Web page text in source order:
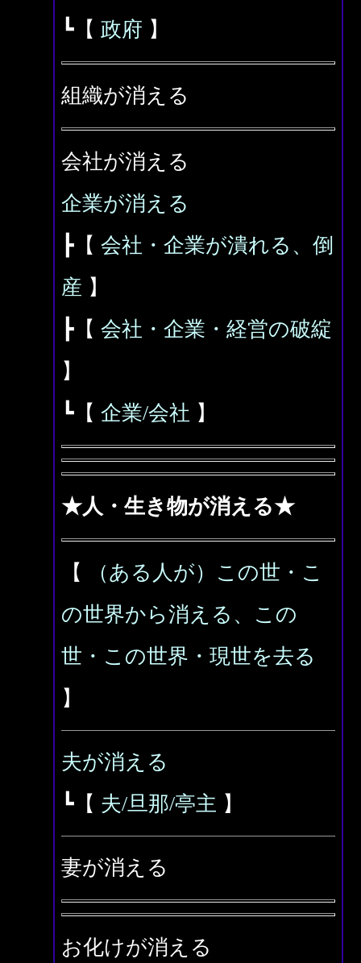
┗【 政府 】
組織が消える
会社が消える
企業が消える
┣【 会社・企業が潰れる、倒
産 】
┣【 会社・企業・経営の破綻
】
┗【 企業/会社 】
★人・生き物が消える★
【
（ある人が）この世・こ
の世界から消える、この
世・この世界・現世を去る
】
夫が消える
┗【 夫/旦那/亭主 】
妻が消える
お化けが消える